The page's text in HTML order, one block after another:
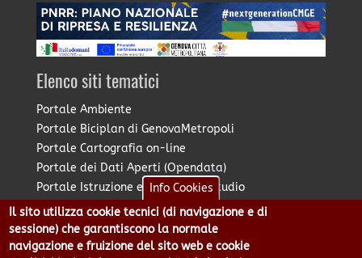
Elenco siti tematici
Portale Ambiente
Portale Biciplan di GenovaMetropoli
Portale Cartografia on-line
Portale dei Dati Aperti (Opendata)
Portale Istruzione e Diritto allo Studio
Portale Marketing Territoriale
Portale Piano Strategico Metropolitano
Portale PUMS di GenovaMetropoli
Info Cookies
Il sito utilizza cookie tecnici (di navigazione e di
sessione) che garantiscono la normale
navigazione e fruizione del sito web e cookie